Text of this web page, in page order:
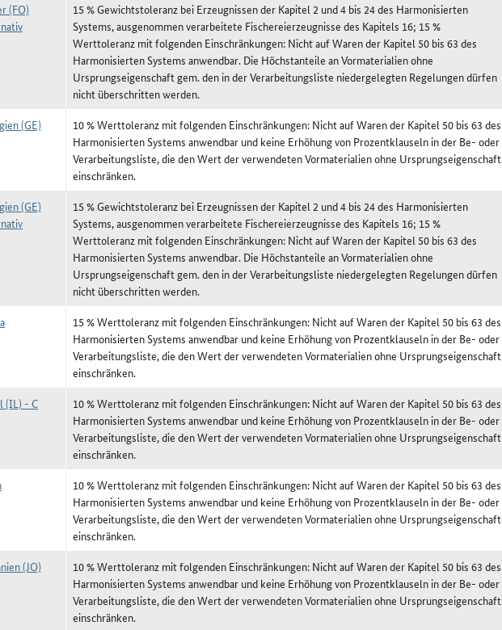
(FO)
15 % Gewichtstoleranz bei Erzeugnissen der Kapitel 2 und 4 bis 24 des Harmonisierten
Systems, ausgenommen verarbeitete Fischereierzeugnisse des Kapitels 16; 15 %
Werttoleranz mit folgenden Einschränkungen: Nicht auf Waren der Kapitel 50 bis 63 des
Harmonisierten Systems anwendbar. Die Höchstanteile an Vormaterialien ohne
Ursprungseigenschaft gem. den in der Verarbeitungsliste niedergelegten Regelungen dürfen
nicht überschritten werden.
(GE)
10 % Werttoleranz mit folgenden Einschränkungen: Nicht auf Waren der Kapitel 50 bis 63 des
Harmonisierten Systems anwendbar und keine Erhöhung von Prozentklauseln in der Be- oder
Verarbeitungsliste, die den Wert der verwendeten Vormaterialien ohne Ursprungseigenschaft
einschränken.
(GE)
15 % Gewichtstoleranz bei Erzeugnissen der Kapitel 2 und 4 bis 24 des Harmonisierten
Systems, ausgenommen verarbeitete Fischereierzeugnisse des Kapitels 16; 15 %
Werttoleranz mit folgenden Einschränkungen: Nicht auf Waren der Kapitel 50 bis 63 des
Harmonisierten Systems anwendbar. Die Höchstanteile an Vormaterialien ohne
Ursprungseigenschaft gem. den in der Verarbeitungsliste niedergelegten Regelungen dürfen
nicht überschritten werden.
15 % Werttoleranz mit folgenden Einschränkungen: Nicht auf Waren der Kapitel 50 bis 63 des
Harmonisierten Systems anwendbar und keine Erhöhung von Prozentklauseln in der Be- oder
Verarbeitungsliste, die den Wert der verwendeten Vormaterialien ohne Ursprungseigenschaft
einschränken.
(IL) - C
10 % Werttoleranz mit folgenden Einschränkungen: Nicht auf Waren der Kapitel 50 bis 63 des
Harmonisierten Systems anwendbar und keine Erhöhung von Prozentklauseln in der Be- oder
Verarbeitungsliste, die den Wert der verwendeten Vormaterialien ohne Ursprungseigenschaft
einschränken.
10 % Werttoleranz mit folgenden Einschränkungen: Nicht auf Waren der Kapitel 50 bis 63 des
Harmonisierten Systems anwendbar und keine Erhöhung von Prozentklauseln in der Be- oder
Verarbeitungsliste, die den Wert der verwendeten Vormaterialien ohne Ursprungseigenschaft
einschränken.
(JO)
10 % Werttoleranz mit folgenden Einschränkungen: Nicht auf Waren der Kapitel 50 bis 63 des
Harmonisierten Systems anwendbar und keine Erhöhung von Prozentklauseln in der Be- oder
Verarbeitungsliste, die den Wert der verwendeten Vormaterialien ohne Ursprungseigenschaft
einschränken.